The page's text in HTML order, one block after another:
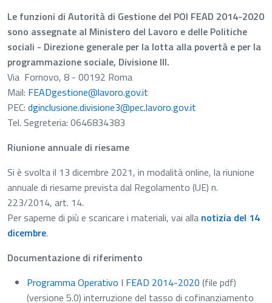
Le funzioni di Autorità di Gestione del POI FEAD 2014-2020
sono assegnate al Ministero del Lavoro e delle Politiche
sociali - Direzione generale per la lotta alla povertà e per la
programmazione sociale, Divisione III.
Via Fornovo, 8 - 00192 Roma
Mail: FEADgestione@lavoro.gov.it
PEC: dginclusione.divisione3@pec.lavoro.gov.it
Tel. Segreteria: 0646834383
Riunione annuale di riesame
Si è svolta il 13 dicembre 2021, in modalità online, la riunione
annuale di riesame prevista dal Regolamento (UE) n.
223/2014, art. 14.
Per saperne di più e scaricare i materiali, vai alla notizia del 14
dicembre.
Documentazione di riferimento
Programma Operativo I FEAD 2014-2020 (file pdf)
(versione 5.0) interruzione del tasso di cofinanziamento